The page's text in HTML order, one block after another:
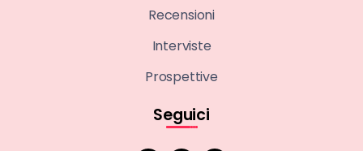
Recensioni
Interviste
Prospettive
Seguici